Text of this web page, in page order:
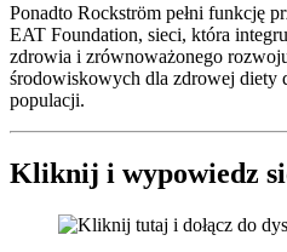
Ponadto Rockström pełni funkcję
EAT Foundation, sieci, która
zdrowia i zrównoważonego
środowiskowych dla zdrowej diety
populacji.
Kliknij i wypowiedz